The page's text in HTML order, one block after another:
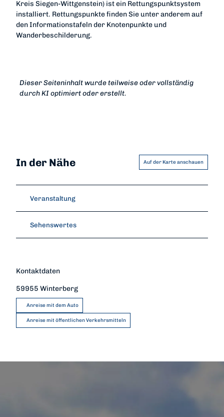
Kreis Siegen-Wittgenstein) ist ein Rettungspunktsystem
installiert. Rettungspunkte finden Sie unter anderem auf
den Informationstafeln der Knotenpunkte und
Wanderbeschilderung.
Dieser Seiteninhalt wurde teilweise oder vollständig
durch KI optimiert oder erstellt.
In der Nähe Auf der Karte anschauen
Veranstaltung
Sehenswertes
Kontaktdaten
59955 Winterberg
Anreise mit dem Auto
Anreise mit öffentlichen Verkehrsmitteln